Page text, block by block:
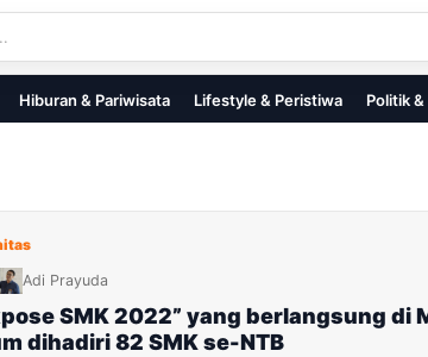
Hiburan & Pariwisata Lifestyle & Peristiwa Politik
Adi Prayuda
SMK 2022” yang berlangsung di
dihadiri 82 SMK se-NTB